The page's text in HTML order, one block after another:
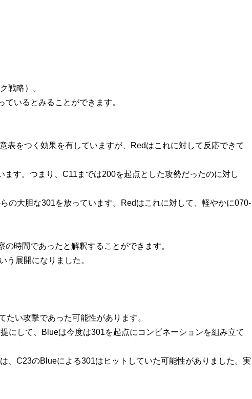
戦略）。
いるとみることができます。
表をつく効果を有していますが、Redはこれに対して反応できて
す。つまり、 C11 までは200を起点とした攻勢だったのに対し
の大胆な301を放っています。Redはこれに対して、軽やかに070-
の時間であったと解釈することができます。
う展開になりました。
たい攻撃であった可能性があります。
にして、Blueは今度は301を起点にコンビネーションを組み立て
、 C23のBlueによる301はヒットしていた可能性がありました。実